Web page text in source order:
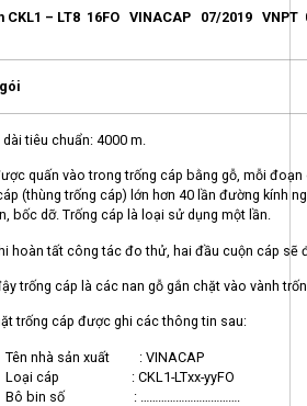
CKL1 – LT8 16FO VINACAP 07/2019 VNPT
dài tiêu chuẩn: 4000 m.
quấn vào trong trống cáp bằng gỗ, mỗi
(thùng trống cáp) lớn hơn 40 lần đường kính
bốc dỡ. Trống cáp là loại sử dụng một lần.
hoàn tất công tác đo thử, hai đầu cuộn cáp
trống cáp là các nan gỗ gắn chặt vào vành
trống cáp được ghi các thông tin sau:
Tên nhà sản xuất : VINACAP
Loại cáp : CKL1-LTxx-yyFO
Bô bin số : …………………………….